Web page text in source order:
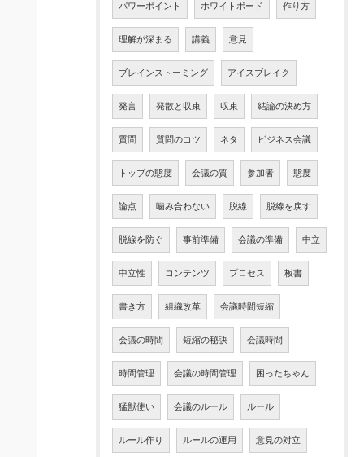
パワーポイント ホワイトボード 作り方
理解が深まる 講義 意見
ブレインストーミング アイスブレイク
発言 発散と収束 収束 結論の決め方
質問 質問のコツ ネタ ビジネス会議
トップの態度 会議の質 参加者 態度
論点 噛み合わない 脱線 脱線を戻す
脱線を防ぐ 事前準備 会議の準備 中立
中立性 コンテンツ プロセス 板書
書き方 組織改革 会議時間短縮
会議の時間 短縮の秘訣 会議時間
時間管理 会議の時間管理 困ったちゃん
猛獣使い 会議のルール ルール
ルール作り ルールの運用 意見の対立